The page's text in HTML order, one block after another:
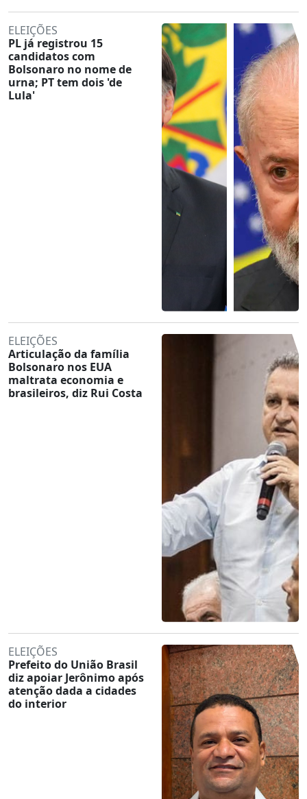
ELEIÇÕES
PL já registrou 15
candidatos com
Bolsonaro no nome de
urna; PT tem dois 'de
Lula'
ELEIÇÕES
Articulação da família
Bolsonaro nos EUA
maltrata economia e
brasileiros, diz Rui Costa
ELEIÇÕES
Prefeito do União Brasil
diz apoiar Jerônimo após
atenção dada a cidades
do interior